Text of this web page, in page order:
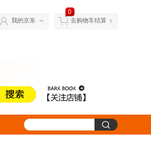
我的京东
0
去购物车结算